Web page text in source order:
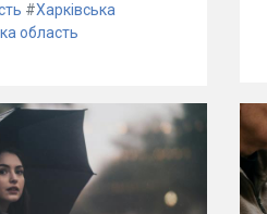
#Харківська
область